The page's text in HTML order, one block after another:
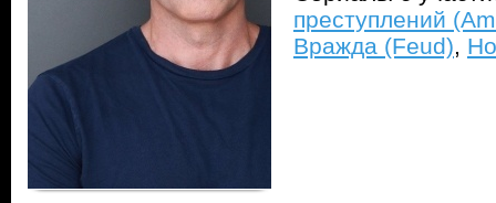
преступлений
Вражда (Feud),